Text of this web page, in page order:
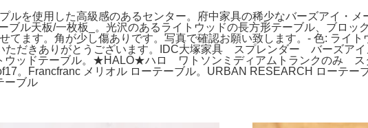
ルを使用した高級感のあるセンター。府中家具の稀少なバーズアイ・
ブル天板/一枚板_。光沢のあるライトウッドの長方形テーブル、ブロッ
てます。角が少し傷ありです。写真で確認お願い致します。- 色: ライ
ただきありがとうございます。IDC大塚家具 スプレンダー バーズア
ウッドテーブル。★HALO★ハロ ワトソンミディアムトランクのみ ス
。Francfranc メリオル ローテーブル。URBAN RESEARCH ローテー
ーブル